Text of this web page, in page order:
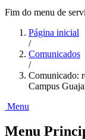
Fim do menu de
Página inicial
/
Comunicados
/
Comunicado:
Campus
Menu
Menu